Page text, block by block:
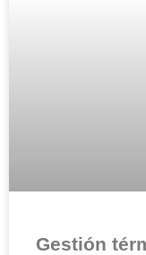
Gestión